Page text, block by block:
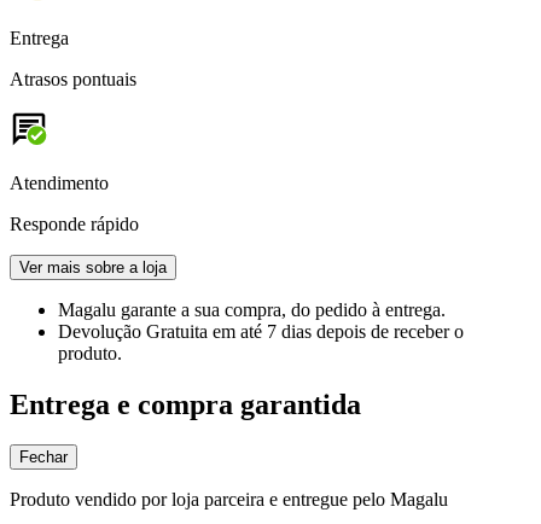
Entrega
Atrasos pontuais
Atendimento
Responde rápido
Ver mais sobre a loja
Magalu garante a sua compra, do pedido à entrega.
Devolução Gratuita em até 7 dias depois de receber o
produto.
Entrega e compra garantida
Fechar
Produto vendido por loja parceira e entregue pelo Magalu